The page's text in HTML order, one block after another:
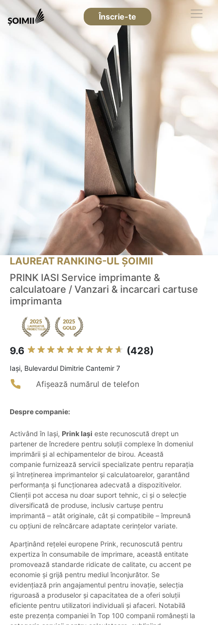
Înscrie-te
LAUREAT RANKING-UL ȘOIMII
PRINK IASI Service imprimante &
calculatoare / Vanzari & incarcari cartuse
imprimanta
9.6 (428)
Iaşi, Bulevardul Dimitrie Cantemir 7
Afișează numărul de telefon
Despre companie:
Activând în Iași, Prink Iași este recunoscută drept un
partener de încredere pentru soluții complexe în domeniul
imprimării și al echipamentelor de birou. Această
companie furnizează servicii specializate pentru reparația
și întreținerea imprimantelor și calculatoarelor, garantând
performanța și funcționarea adecvată a dispozitivelor.
Clienții pot accesa nu doar suport tehnic, ci și o selecție
diversificată de produse, inclusiv cartușe pentru
imprimantă – atât originale, cât și compatibile – împreună
cu opțiuni de reîncărcare adaptate cerințelor variate.
Aparținând rețelei europene Prink, recunoscută pentru
expertiza în consumabile de imprimare, această entitate
promovează standarde ridicate de calitate, cu accent pe
economie și grijă pentru mediul înconjurător. Se
evidențiază prin angajamentul pentru inovație, selecția
riguroasă a produselor și capacitatea de a oferi soluții
eficiente pentru utilizatori individuali și afaceri. Notabilă
este prezența companiei în Top 100 companii românești la